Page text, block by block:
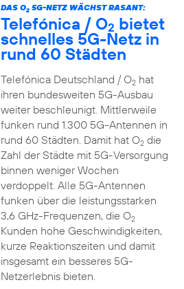
DAS O25G-NETZ WÄCHST RASANT:
Telefónica / O2 bietet
schnelles 5G-Netz in
rund 60 Städten
Telefónica Deutschland / O2hat
ihren bundesweiten 5G-Ausbau
weiter beschleunigt. Mittlerweile
funken rund 1.300 5G-Antennen in
rund 60 Städten. Damit hat O2die
Zahl der Städte mit 5G-Versorgung
binnen weniger Wochen
verdoppelt. Alle 5G-Antennen
funken über die leistungsstarken
3,6 GHz-Frequenzen, die O2
Kunden hohe Geschwindigkeiten,
kurze Reaktionszeiten und damit
insgesamt ein besseres 5G-
Netzerlebnis bieten.